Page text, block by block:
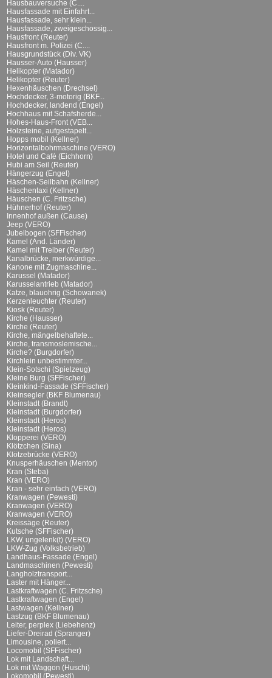
Hausbauversuche (C....
Hausfassade mit Einfahrt...
Hausfassade, sehr klein...
Hausfassade, zweigeschossig...
Hausfront (Reuter)
Hausfront m. Polizei (C....
Hausgrundstück (Div. VK)
Hausser-Auto (Hausser)
Helikopter (Matador)
Helikopter (Reuter)
Hexenhäuschen (Drechsel)
Hochdecker, 3-motorig (BKF...
Hochdecker, landend (Engel)
Hochhaus mit Schafsherde...
Hohes-Haus-Front (VEB...
Holzsteine, aufgestapelt...
Hopps mobil (Kellner)
Horizontalbohrmaschine (VERO)
Hotel und Café (Eichhorn)
Hubi am Seil (Reuter)
Hängerzug (Engel)
Häschen-Seilbahn (Kellner)
Häschentaxi (Kellner)
Häuschen (C. Fritzsche)
Hühnerhof (Reuter)
Innenhof außen (Cause)
Jeep (VERO)
Jubelbogen (SFFischer)
Kamel (And. Länder)
Kamel mit Treiber (Reuter)
Kanalbrücke, merkwürdige...
Kanone mit Zugmaschine...
Karussel (Matador)
Karusselantrieb (Matador)
Katze, blauohrig (Schowanek)
Kerzenleuchter (Reuter)
Kiosk (Reuter)
Kirche (Hausser)
Kirche (Reuter)
Kirche, mängelbehaftete...
Kirche, transmoslemische...
Kirche? (Burgdorfer)
Kirchlein unbestimmter...
Klein-Sotschi (Spielzeug)
Kleine Burg (SFFischer)
Kleinkind-Fassade (SFFischer)
Kleinsegler (BKF Blumenau)
Kleinstadt (Brandt)
Kleinstadt (Burgdorfer)
Kleinstadt (Heros)
Kleinstadt (Heros)
Klopperei (VERO)
Klötzchen (Sina)
Klötzebrücke (VERO)
Knusperhäuschen (Mentor)
Kran (Steba)
Kran (VERO)
Kran - sehr einfach (VERO)
Kranwagen (Pewesti)
Kranwagen (VERO)
Kranwagen (VERO)
Kreissäge (Reuter)
Kutsche (SFFischer)
LKW, ungelenk(t) (VERO)
LKW-Zug (Volksbetrieb)
Landhaus-Fassade (Engel)
Landmaschinen (Pewesti)
Langholztransport...
Laster mit Hänger...
Lastkraftwagen (C. Fritzsche)
Lastkraftwagen (Engel)
Lastwagen (Kellner)
Lastzug (BKF Blumenau)
Leiter, perplex (Liebehenz)
Liefer-Dreirad (Spranger)
Limousine, poliert...
Locomobil (SFFischer)
Lok mit Landschaft...
Lok mit Waggon (Huschi)
Lokomobil (Pewesti)